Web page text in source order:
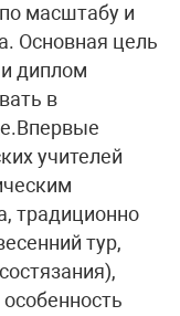
масштабу и
Основная цель
диплом
в
учителей
традиционно
тур,